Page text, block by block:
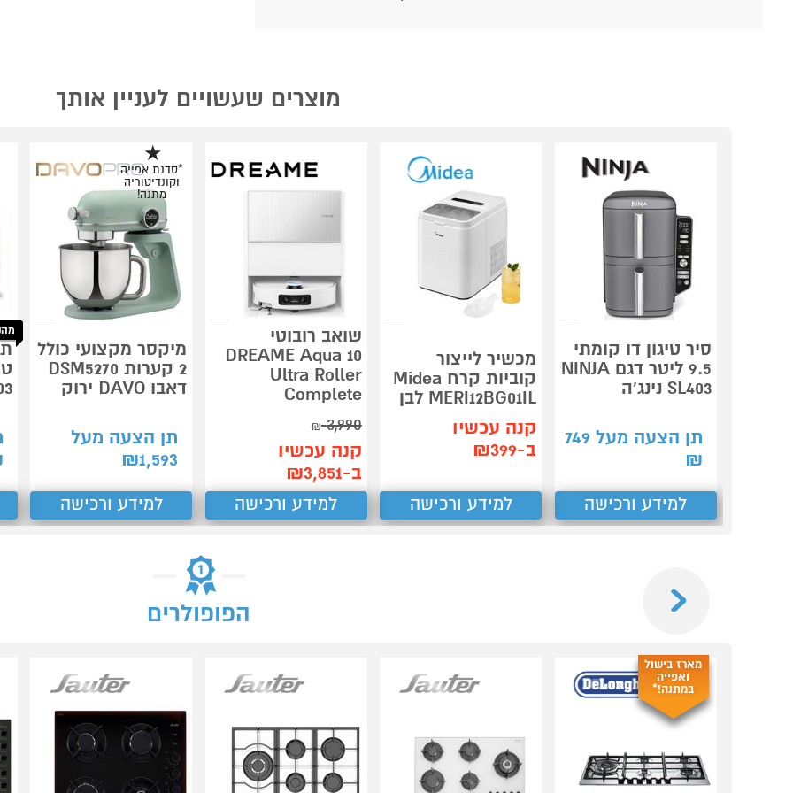
מוצרים שעשויים לעניין אותך
סיר טיגון דו קומתי
9.5 ליטר דגם NINJA
SL403 נינג'ה
תן הצעה מעל749
₪
למידע ורכישה
מכשיר לייצור
קוביות קרח Midea
MERI12BG01IL לבן
קנה עכשיו
ב-₪399
למידע ורכישה
שואב רובוטי
DREAME Aqua 10
Ultra Roller
Complete
3,990
₪
קנה עכשיו
ב-₪3,851
למידע ורכישה
*סדנת אפייה
וקונדיטוריה
מתנה!
מיקסר מקצועי כולל
2 קערות DSM5270
דאבו DAVO ירוק
תן הצעה מעל
1,593
₪
למידע ורכישה
הפופולרים
מארז בישול
ואפייה
במתנה!*